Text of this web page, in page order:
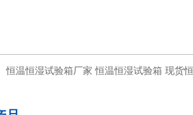
恒温恒湿试验箱厂家 恒温恒湿试验箱 现货